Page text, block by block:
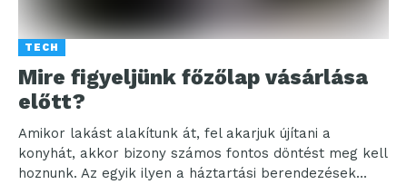
TECH
Mire figyeljünk főzőlap vásárlása
előtt?
Amikor lakást alakítunk át, fel akarjuk újítani a
konyhát, akkor bizony számos fontos döntést meg kell
hoznunk. Az egyik ilyen a háztartási berendezések...